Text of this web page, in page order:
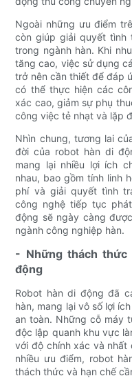
Ngoài những ưu điểm
còn giúp giải quyết tình
trong ngành hàn. Khi
tăng cao, việc sử dụng
trở nên cần thiết để đáp
có thể thực hiện các
xác cao, giảm sự phụ
công việc tẻ nhạt và lặp
Nhìn chung, tương lai
đời của robot hàn di
mang lại nhiều lợi ích
nhau, bao gồm tính linh
phí và giải quyết tình
công nghệ tiếp tục
động sẽ ngày càng
ngành công nghiệp hàn.
- Những thách thức
động
Robot hàn di động đã
hàn, mang lại vô số lợi
an toàn. Những cỗ máy
độc lập quanh khu vực
với độ chính xác và nhất
nhiều ưu điểm, robot
thách thức và hạn chế